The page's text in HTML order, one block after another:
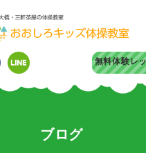
無料体験レ
ブログ